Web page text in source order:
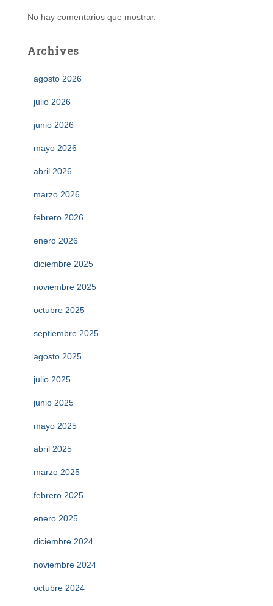
No hay comentarios que mostrar.
Archives
agosto 2026
julio 2026
junio 2026
mayo 2026
abril 2026
marzo 2026
febrero 2026
enero 2026
diciembre 2025
noviembre 2025
octubre 2025
septiembre 2025
agosto 2025
julio 2025
junio 2025
mayo 2025
abril 2025
marzo 2025
febrero 2025
enero 2025
diciembre 2024
noviembre 2024
octubre 2024